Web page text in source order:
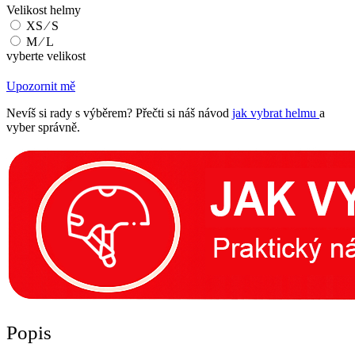
Velikost helmy
XS ∕ S
M ∕ L
vyberte velikost
Upozornit mě
Nevíš si rady s výběrem? Přečti si náš návod jak vybrat helmu a
vyber správně.
Popis